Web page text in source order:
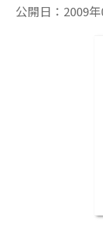
公開日： 2009